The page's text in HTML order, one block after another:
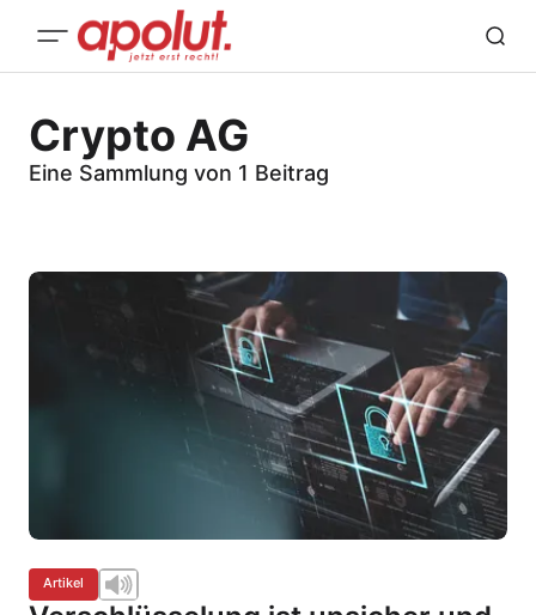
Crypto AG
Eine Sammlung von 1 Beitrag
Artikel